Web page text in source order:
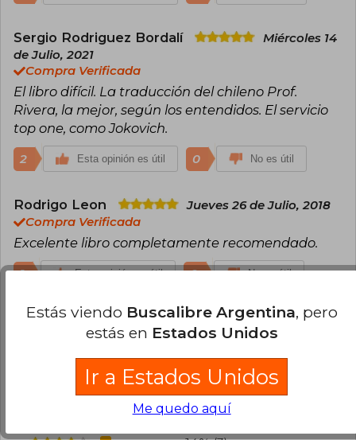
Sergio Rodriguez Bordalí
Miércoles 14
de Julio, 2021
Compra Verificada
El libro difícil. La traducción del chileno Prof.
Rivera, la mejor, según los entendidos. El servicio
top one, como Jokovich.
2 Esta opinión es útil 0 No es útil
Rodrigo Leon
Jueves 26 de Julio, 2018
Compra Verificada
Excelente libro completamente recomendado.
1 Esta opinión es útil 0 No es útil
Cargar más opiniones del libro
¿Leíste este libro? Inicia sesiónpara poder
agregar tu propia evaluación.
86% (18)
Estás viendo Buscalibre Argentina, pero
estás en Estados Unidos
Ir a Estados Unidos
Me quedo aquí